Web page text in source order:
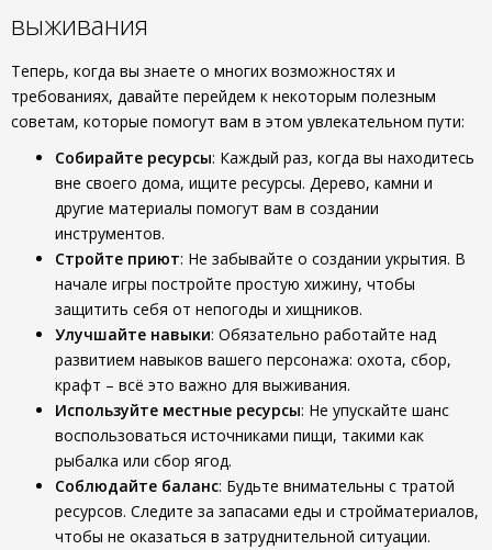
выживания
Теперь, когда вы знаете о многих возможностях и
требованиях, давайте перейдем к некоторым полезным
советам, которые помогут вам в этом увлекательном пути:
Собирайте ресурсы: Каждый раз, когда вы находитесь
вне своего дома, ищите ресурсы. Дерево, камни и
другие материалы помогут вам в создании
инструментов.
Стройте приют: Не забывайте о создании укрытия. В
начале игры постройте простую хижину, чтобы
защитить себя от непогоды и хищников.
Улучшайте навыки: Обязательно работайте над
развитием навыков вашего персонажа: охота, сбор,
крафт – всё это важно для выживания.
Используйте местные ресурсы: Не упускайте шанс
воспользоваться источниками пищи, такими как
рыбалка или сбор ягод.
Соблюдайте баланс: Будьте внимательны с тратой
ресурсов. Следите за запасами еды и стройматериалов,
чтобы не оказаться в затруднительной ситуации.